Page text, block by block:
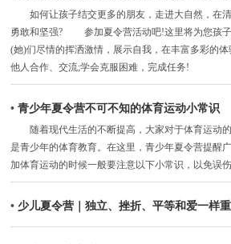
如何让孩子结交更多的朋友，走进大自然，在
勇敢和坚强? 参加夏令营活动吧!这里将为您孩子
(她)们尽情的挥洒激情，展示自我，在丰富多彩的
他人合作、交流;学会克服困难，完成任务!
•青少年夏令营不可不知的体育运动小常识
随着现代生活的不断提高，大家对于体育运动
是青少年的体育教育。在这里，青少年夏令营提醒
加体育运动的时候一般要注意以下小常识，以免误
• 少儿夏令营｜独立、挫折、平等和爱一样